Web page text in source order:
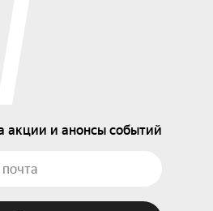
акции и анонсы событий